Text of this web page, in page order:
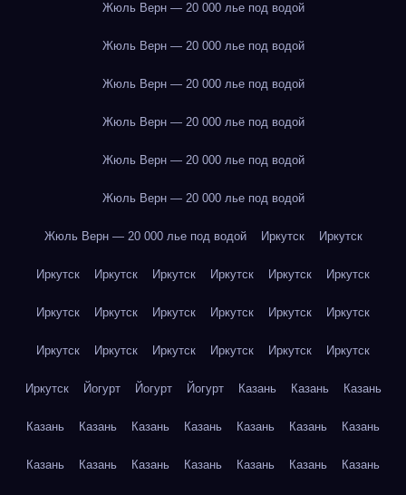
Жюль Верн — 20 000 лье под водой
Жюль Верн — 20 000 лье под водой
Жюль Верн — 20 000 лье под водой
Жюль Верн — 20 000 лье под водой
Жюль Верн — 20 000 лье под водой
Жюль Верн — 20 000 лье под водой
Жюль Верн — 20 000 лье под водой Иркутск Иркутск
Иркутск Иркутск Иркутск Иркутск Иркутск Иркутск
Иркутск Иркутск Иркутск Иркутск Иркутск Иркутск
Иркутск Иркутск Иркутск Иркутск Иркутск Иркутск
Иркутск Йогурт Йогурт Йогурт Казань Казань Казань
Казань Казань Казань Казань Казань Казань Казань
Казань Казань Казань Казань Казань Казань Казань